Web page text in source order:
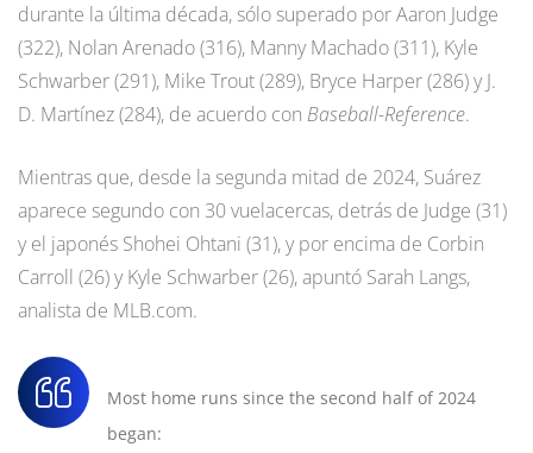
durante la última década, sólo superado por Aaron Judge
(322), Nolan Arenado (316), Manny Machado (311), Kyle
Schwarber (291), Mike Trout (289), Bryce Harper (286) y J.
D. Martínez (284), de acuerdo con Baseball-Reference.
Mientras que, desde la segunda mitad de 2024, Suárez
aparece segundo con 30 vuelacercas, detrás de Judge (31)
y el japonés Shohei Ohtani (31), y por encima de Corbin
Carroll (26) y Kyle Schwarber (26), apuntó Sarah Langs,
analista de MLB.com.
Most home runs since the second half of 2024
began: